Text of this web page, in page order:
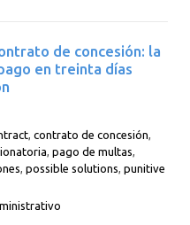
de concesión: la
en treinta días
,contrato de concesión,
,pago de multas,
,possible solutions,punitive